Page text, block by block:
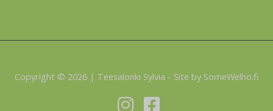
Copyright © 2026 | Teesalonki Sylvia - Site by SomeWelho.fi